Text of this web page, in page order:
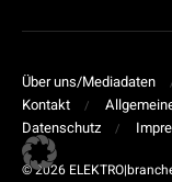
Über uns/Mediadaten
Kontakt
Datenschutz
© 2026